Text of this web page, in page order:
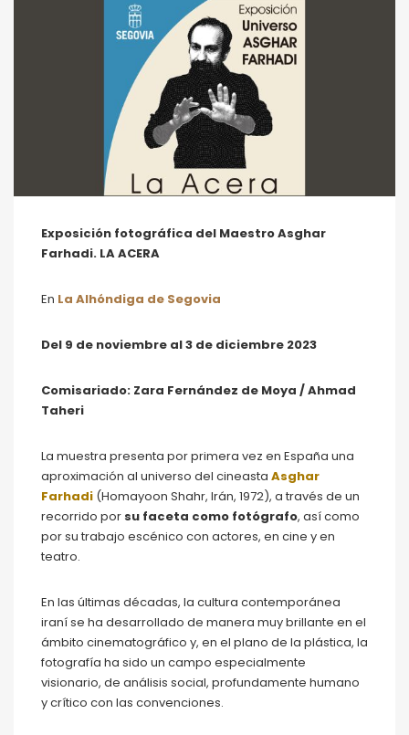
Exposición fotográfica del Maestro Asghar
Farhadi. LA ACERA
En La Alhóndiga de Segovia
Del 9 de noviembre al 3 de diciembre 2023
Comisariado: Zara Fernández de Moya / Ahmad
Taheri
La muestra presenta por primera vez en España una
aproximación al universo del cineasta Asghar
Farhadi (Homayoon Shahr, Irán, 1972), a través de un
recorrido por su faceta como fotógrafo, así como
por su trabajo escénico con actores, en cine y en
teatro.
En las últimas décadas, la cultura contemporánea
iraní se ha desarrollado de manera muy brillante en el
ámbito cinematográfico y, en el plano de la plástica, la
fotografía ha sido un campo especialmente
visionario, de análisis social, profundamente humano
y crítico con las convenciones.